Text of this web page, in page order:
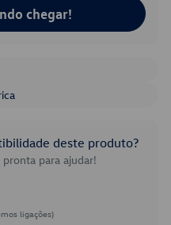
chegar!
deste produto?
para ajudar!
ligações)